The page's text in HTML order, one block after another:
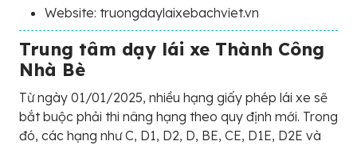
Website: truongdaylaixebachviet.vn
Trung tâm dạy lái xe Thành Công
Nhà Bè
Từ ngày 01/01/2025, nhiều hạng giấy phép lái xe sẽ
bắt buộc phải thi nâng hạng theo quy định mới. Trong
đó, các hạng như C, D1, D2, D, BE, CE, D1E, D2E và